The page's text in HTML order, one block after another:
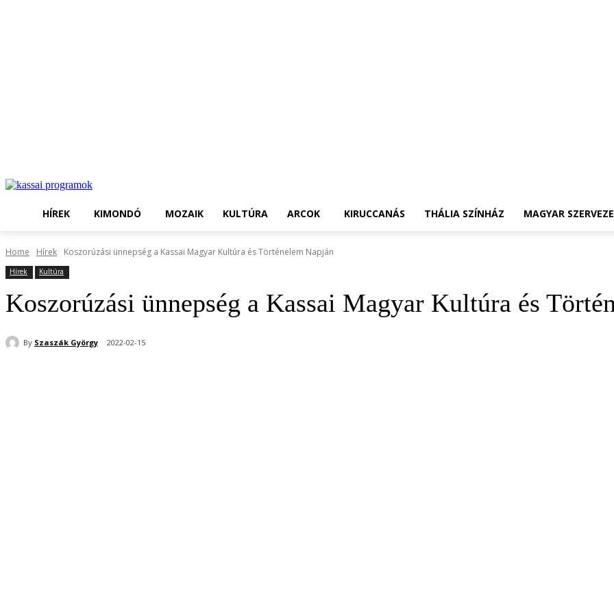
HÍREK KIMONDÓ MOZAIK KULTÚRA ARCOK KIRUCCANÁS THÁLIA SZÍNHÁZ MAGYAR
Home Hírek Koszorúzási ünnepség a Kassai Magyar Kultúra és Történelem Napján
Hírek Kultúra
Koszorúzási ünnepség a Kassai Magyar Kultúra és
By Szaszák György 2022-02-15